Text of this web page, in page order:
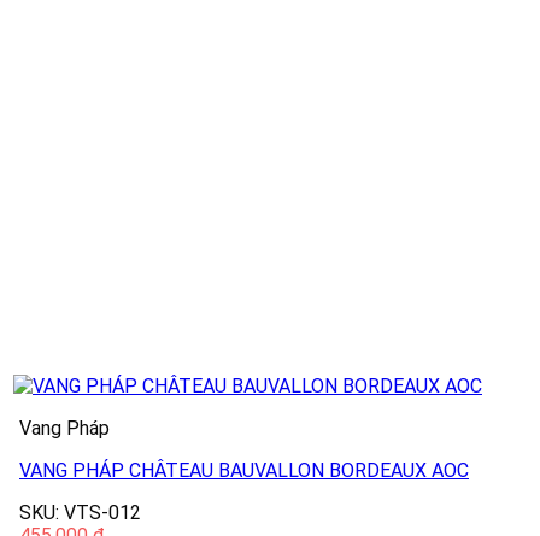
Vang Pháp
VANG PHÁP CHÂTEAU BAUVALLON BORDEAUX AOC
SKU: VTS-012